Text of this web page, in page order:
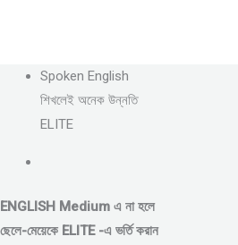
Spoken English
শিখলেই অনেক উন্নতি
ELITE
ENGLISH Medium এ না হলে
ছেলে-মেয়েকে ELITE -এ ভর্তি করান